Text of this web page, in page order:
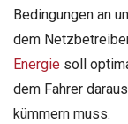
Bedingungen an
dem
Energie soll
dem Fahrer
kümmern muss.